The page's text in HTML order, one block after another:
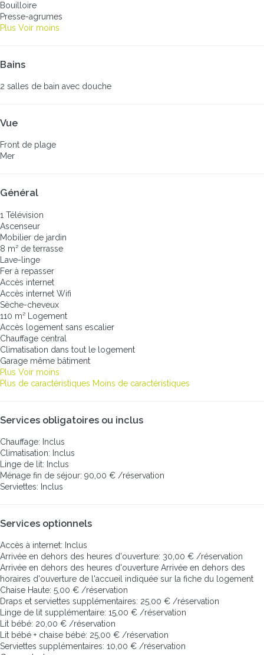
Bouilloire
Presse-agrumes
Plus Voir moins
Bains
2 salles de bain avec douche
Vue
Front de plage
Mer
Général
1 Télévision
Ascenseur
Mobilier de jardin
8 m² de terrasse
Lave-linge
Fer à repasser
Accès internet
Accès internet Wifi
Sèche-cheveux
110 m² Logement
Accès logement sans escalier
Chauffage central
Climatisation dans tout le logement
Garage même bâtiment
Plus Voir moins
Plus de caractéristiques Moins de caractéristiques
Services obligatoires ou inclus
Chauffage: Inclus
Climatisation: Inclus
Linge de lit: Inclus
Ménage fin de séjour: 90,00 € /réservation
Serviettes: Inclus
Services optionnels
Accès à internet: Inclus
Arrivée en dehors des heures d'ouverture: 30,00 € /réservation
Arrivée en dehors des heures d'ouverture Arrivée en dehors des
horaires d'ouverture de l'accueil indiquée sur la fiche du logement
Chaise Haute: 5,00 € /réservation
Draps et serviettes supplémentaires: 25,00 € /réservation
Linge de lit supplémentaire: 15,00 € /réservation
Lit bébé: 20,00 € /réservation
Lit bébé + chaise bébé: 25,00 € /réservation
Serviettes supplémentaires: 10,00 € /réservation